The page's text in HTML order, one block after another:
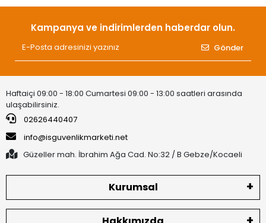
Kampanya ve indirimlerden haberdar olun.
Gönder
Haftaiçi 09:00 - 18:00 Cumartesi 09:00 - 13:00 saatleri arasında
ulaşabilirsiniz.
02626440407
info@isguvenlikmarketi.net
Güzeller mah. İbrahim Ağa Cad. No:32 / B Gebze/Kocaeli
Kurumsal